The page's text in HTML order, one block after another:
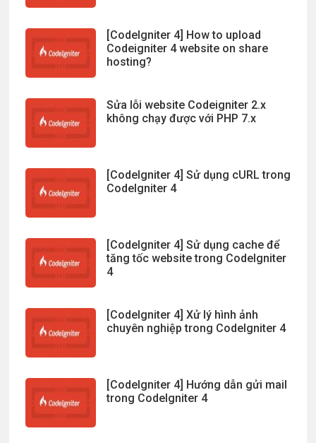
[CodeIgniter 4] How to upload
Codeigniter 4 website on share
hosting?
Sửa lỗi website Codeigniter 2.x
không chạy được với PHP 7.x
[CodeIgniter 4] Sử dụng cURL trong
CodeIgniter 4
[CodeIgniter 4] Sử dụng cache để
tăng tốc website trong CodeIgniter
4
[CodeIgniter 4] Xử lý hình ảnh
chuyên nghiệp trong CodeIgniter 4
[CodeIgniter 4] Hướng dẫn gửi mail
trong CodeIgniter 4